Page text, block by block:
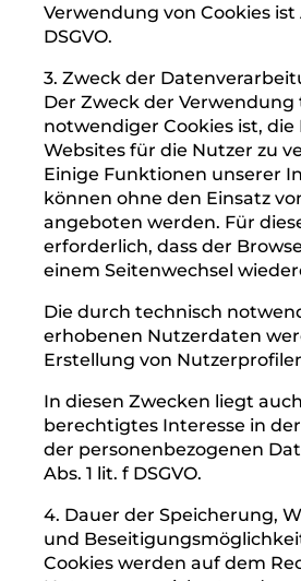
eindeutige Identifizierung
beim erneuten Aufrufen der
Wir setzen Cookies ein, um
nutzerfreundlicher zu
Elemente unserer
dass der aufrufende
einem Seitenwechsel
kann.
2. Rechtsgrundlage für die
Die Rechtsgrundlage für die
personenbezogener Daten
Verwendung von Cookies ist
3. Zweck der
Der Zweck der Verwendung
notwendiger Cookies ist, die
Einige Funktionen unserer
können ohne den Einsatz
angeboten werden. Für